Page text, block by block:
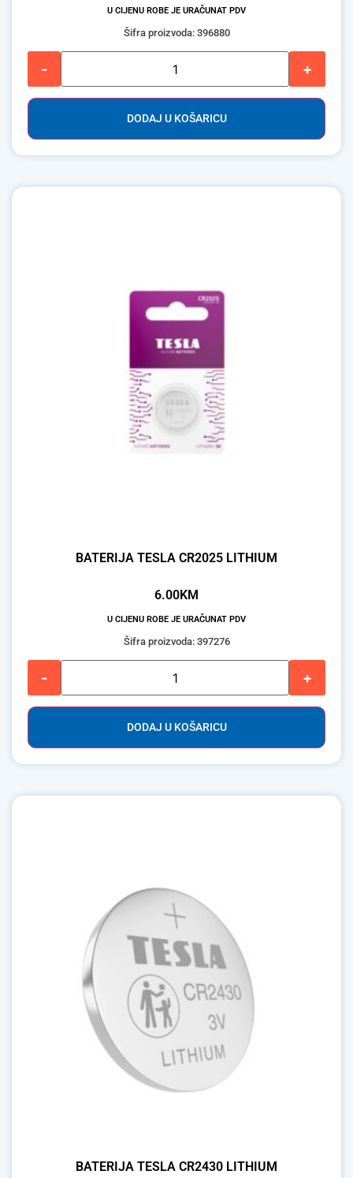
U CIJENU ROBE JE URAČUNAT PDV
Šifra proizvoda: 396880
- +
DODAJ U KOŠARICU
BATERIJA TESLA CR2025 LITHIUM
6.00KM
U CIJENU ROBE JE URAČUNAT PDV
Šifra proizvoda: 397276
- +
DODAJ U KOŠARICU
BATERIJA TESLA CR2430 LITHIUM